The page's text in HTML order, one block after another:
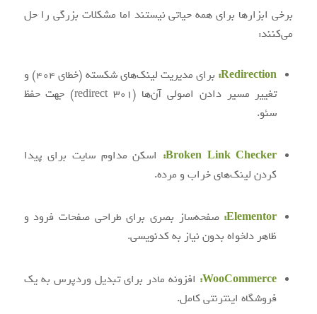
برخی ابزارها برای همه حیاتی نیستند اما مشکلات بزرگی را حل
می‌کنند:
Redirection:
برای مدیریت لینک‌های شکسته (خطای ۴۰۴) و
تغییر مسیر دادن اصولی آن‌ها (۳۰۱ redirect) جهت حفظ
سئو.
Broken Link Checker: اسکن مداوم سایت برای پیدا
کردن لینک‌های خراب و مرده.
Elementor: صفحه‌ساز بصری برای طراحی صفحات فرود و
ظاهر دلخواه بدون نیاز به کدنویسی.
WooCommerce: افزونه مادر برای تبدیل وردپرس به یک
فروشگاه اینترنتی کامل.